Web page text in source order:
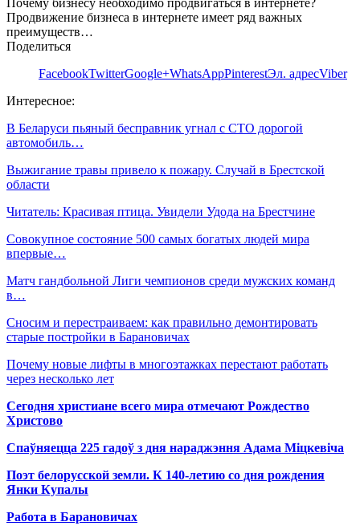
Почему бизнесу необходимо продвигаться в интернете?
Продвижение бизнеса в интернете имеет ряд важных
преимуществ…
Поделиться
FacebookTwitterGoogle+WhatsAppPinterestЭл. адресViber
Интересное:
В Беларуси пьяный бесправник угнал с СТО дорогой
автомобиль…
Выжигание травы привело к пожару. Случай в Брестской
области
Читатель: Красивая птица. Увидели Удода на Брестчине
Совокупное состояние 500 самых богатых людей мира
впервые…
Матч гандбольной Лиги чемпионов среди мужских команд
в…
Сносим и перестраиваем: как правильно демонтировать
старые постройки в Барановичах
Почему новые лифты в многоэтажках перестают работать
через несколько лет
Сегодня христиане всего мира отмечают Рождество
Христово
Спаўняецца 225 гадоў з дня нараджэння Адама Міцкевіча
Поэт белорусской земли. К 140-летию со дня рождения
Янки Купалы
Работа в Барановичах